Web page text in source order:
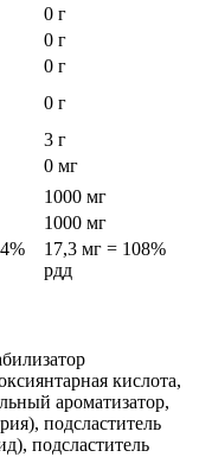
0 г
0 г
0 г
0 г
3 г
0 мг
1000 мг
1000 мг
17,3 мг = 108%
рдд
кислота,
ароматизатор,
подсластитель
подсластитель